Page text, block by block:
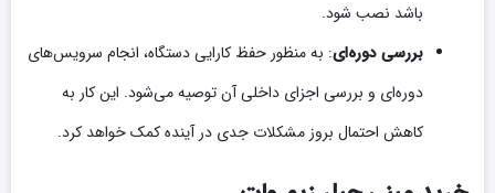
باشد نصب شود.
بررسی دوره‌ای: به منظور حفظ کارایی دستگاه، انجام سرویس‌های
دوره‌ای و بررسی اجزای داخلی آن توصیه می‌شود. این کار به
کاهش احتمال بروز مشکلات جدی در آینده کمک خواهد کرد.